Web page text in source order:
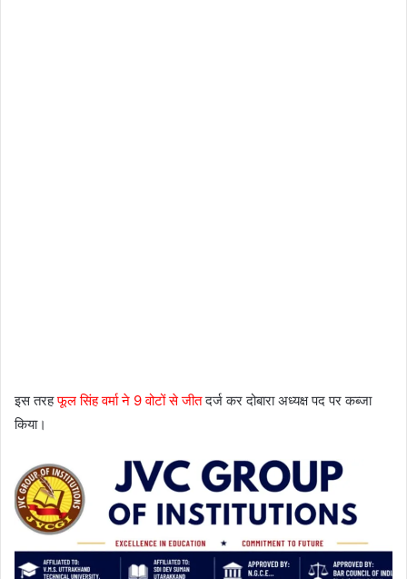
इस तरहफूल सिंह वर्मा ने 9 वोटों से जीतदर्ज कर दोबारा अध्यक्ष पद पर कब्जा
किया।